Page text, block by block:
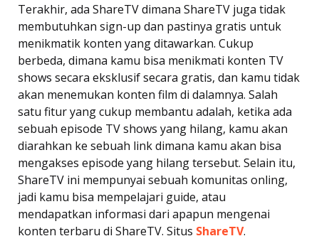
Terakhir, ada ShareTV dimana ShareTV juga tidak
membutuhkan sign-up dan pastinya gratis untuk
menikmatik konten yang ditawarkan. Cukup
berbeda, dimana kamu bisa menikmati konten TV
shows secara eksklusif secara gratis, dan kamu tidak
akan menemukan konten film di dalamnya. Salah
satu fitur yang cukup membantu adalah, ketika ada
sebuah episode TV shows yang hilang, kamu akan
diarahkan ke sebuah link dimana kamu akan bisa
mengakses episode yang hilang tersebut. Selain itu,
ShareTV ini mempunyai sebuah komunitas onling,
jadi kamu bisa mempelajari guide, atau
mendapatkan informasi dari apapun mengenai
konten terbaru di ShareTV. Situs ShareTV.